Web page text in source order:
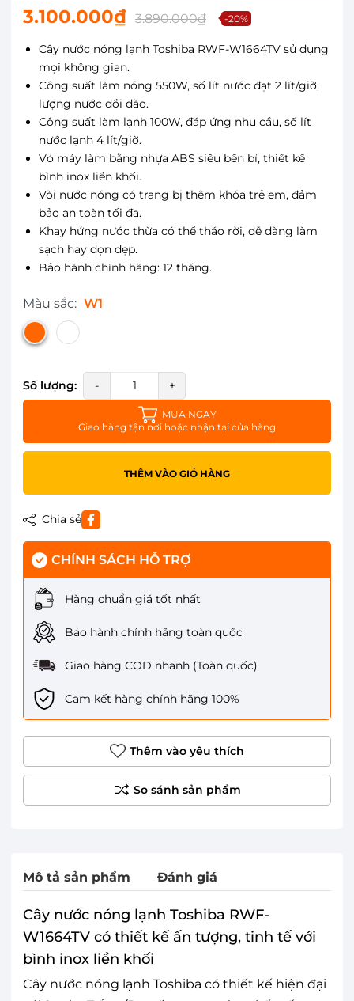
3.100.000₫ 3.890.000₫ -20%
Cây nước nóng lạnh Toshiba RWF-W1664TV sử dụng
mọi không gian.
Công suất làm nóng 550W, số lít nước đạt 2 lít/giờ,
lượng nước dồi dào.
Công suất làm lạnh 100W, đáp ứng nhu cầu, số lít
nước lạnh 4 lít/giờ.
Vỏ máy làm bằng nhựa ABS siêu bền bỉ, thiết kế
bình inox liền khối.
Vòi nước nóng có trang bị thêm khóa trẻ em, đảm
bảo an toàn tối đa.
Khay hứng nước thừa có thể tháo rời, dễ dàng làm
sạch hay dọn dẹp.
Bảo hành chính hãng: 12 tháng.
Màu sắc: W1
Số lượng: - +
MUA NGAY
Giao hàng tận nơi hoặc nhận tại cửa hàng
THÊM VÀO GIỎ HÀNG
Chia sẻ
CHÍNH SÁCH HỖ TRỢ
Hàng chuẩn giá tốt nhất
Bảo hành chính hãng toàn quốc
Giao hàng COD nhanh (Toàn quốc)
Cam kết hàng chính hãng 100%
Thêm vào yêu thích
Mô tả sản phẩm Đánh giá
Cây nước nóng lạnh Toshiba RWF-
W1664TV có thiết kế ấn tượng, tinh tế với
bình inox liền khối
Cây nước nóng lạnh Toshiba có thiết kế hiện đại